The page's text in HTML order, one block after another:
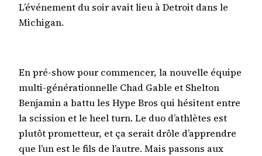
L’événement du soir avait lieu à Detroit dans le
Michigan.
En pré-show pour commencer, la nouvelle équipe
multi-générationnelle Chad Gable et Shelton
Benjamin a battu les Hype Bros qui hésitent entre
la scission et le heel turn. Le duo d’athlètes est
plutôt prometteur, et ça serait drôle d’apprendre
que l’un est le fils de l’autre. Mais passons aux